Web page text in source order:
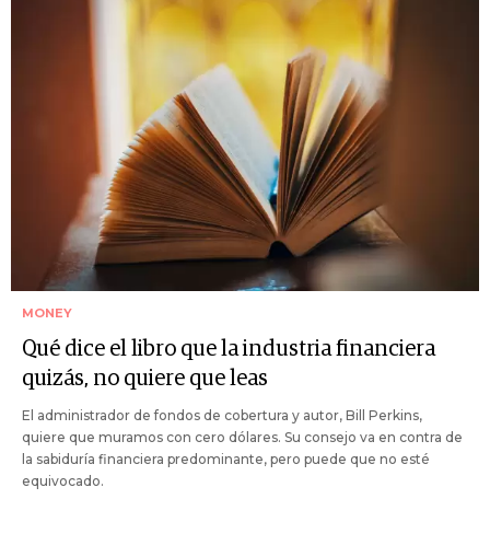
MONEY
Qué dice el libro que la industria financiera
quizás, no quiere que leas
El administrador de fondos de cobertura y autor, Bill Perkins,
quiere que muramos con cero dólares. Su consejo va en contra de
la sabiduría financiera predominante, pero puede que no esté
equivocado.